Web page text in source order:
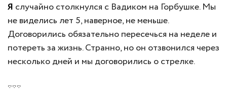
Я случайно столкнулся с Вадиком на Горбушке. Мы
не виделись лет 5, наверное, не меньше.
Договорились обязательно пересечься на неделе и
потереть за жизнь. Странно, но он отзвонился через
несколько дней и мы договорились о стрелке.
***